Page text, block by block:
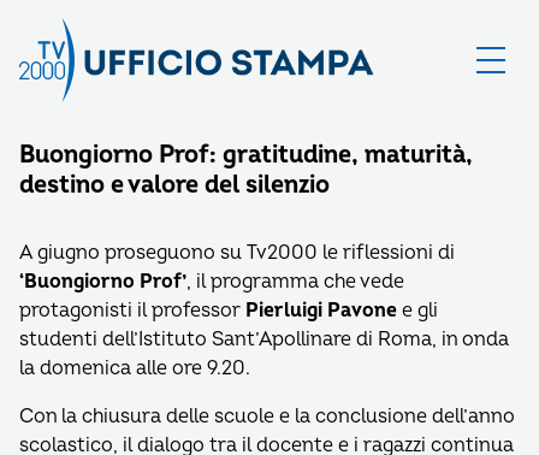
Buongiorno Prof: gratitudine, maturità,
destino e valore del silenzio
A giugno proseguono su Tv2000 le riflessioni di
‘Buongiorno Prof’, il programma che vede
protagonisti il professor Pierluigi Pavone e gli
studenti dell’Istituto Sant’Apollinare di Roma, in onda
la domenica alle ore 9.20.
Con la chiusura delle scuole e la conclusione dell’anno
scolastico, il dialogo tra il docente e i ragazzi continua